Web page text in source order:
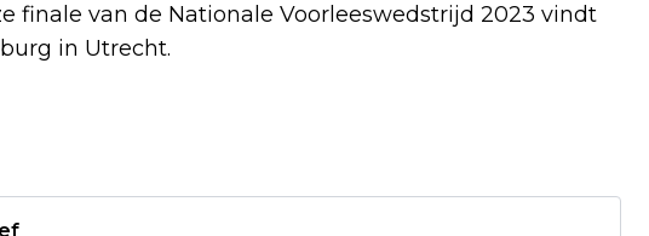
finale van de Nationale Voorleeswedstrijd 2023 vindt
in Utrecht.